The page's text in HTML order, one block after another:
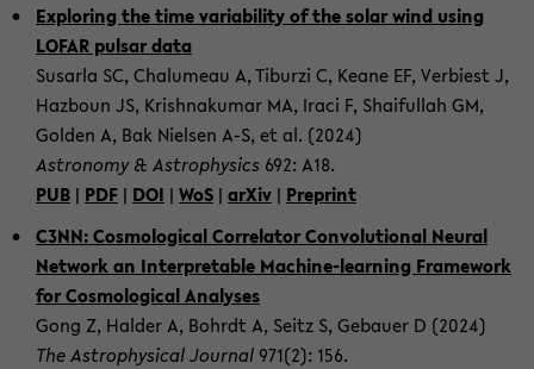
Ex­plo­ring the time va­ria­bi­li­ty of the solar wind using
LOFAR pul­sar data
Sus­ar­la SC, Chalu­meau A, Ti­bur­zi C, Keane EF, Ver­biest J,
Haz­boun JS, Krishn­a­ku­mar MA, Iraci F, Shai­ful­lah GM,
Gol­den A, Bak Niel­sen A-S, et al. (2024)
As­tro­no­my & As­tro­phy­sics 692: A18.
PUB | PDF | DOI | WoS | arXiv | Pre­print
C3NN: Cos­mo­lo­gi­cal Cor­re­la­tor Con­vo­lu­tio­nal Neural
Net­work an In­ter­pre­ta­ble Machine-​learning Frame­work
for Cos­mo­lo­gi­cal Ana­ly­ses
Gong Z, Hal­der A, Bohrdt A, Seitz S, Ge­bau­er D (2024)
The As­tro­phy­si­cal Jour­nal 971(2): 156.